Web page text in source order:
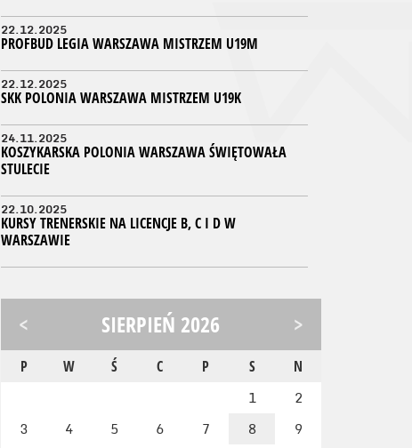
22.12.2025
PROFBUD LEGIA WARSZAWA MISTRZEM U19M
22.12.2025
SKK POLONIA WARSZAWA MISTRZEM U19K
24.11.2025
KOSZYKARSKA POLONIA WARSZAWA ŚWIĘTOWAŁA
STULECIE
22.10.2025
KURSY TRENERSKIE NA LICENCJE B, C I D W
WARSZAWIE
< SIERPIEŃ 2026 >
P W Ś C P S N
1
2
3
4 5 6 7 8 9